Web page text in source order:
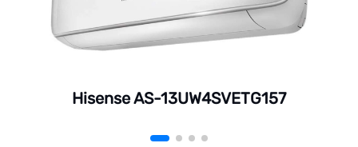
Hisense AS-13UW4SVETG157